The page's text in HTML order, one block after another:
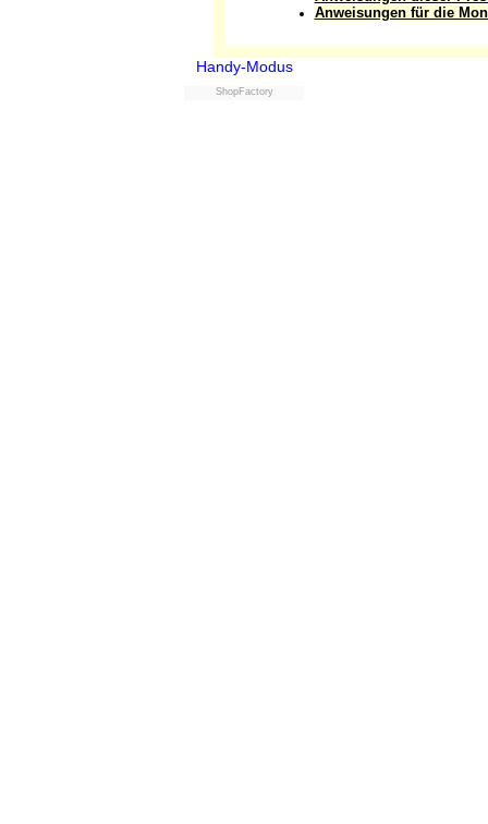
Anweisungen für die
Handy-Modus
ShopFactory